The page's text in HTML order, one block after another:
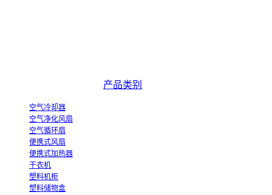
产品类别
空气冷却器
空气净化风扇
空气循环扇
便携式风扇
便携式加热器
干衣机
塑料机柜
塑料储物盒